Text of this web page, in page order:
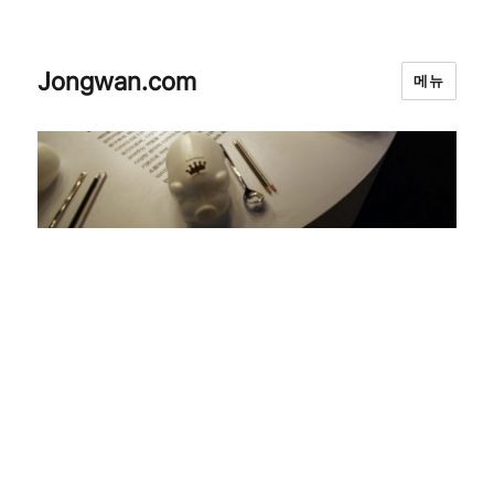
Jongwan.com 메뉴